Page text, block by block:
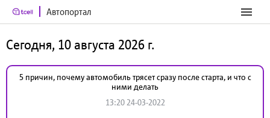
Автопортал
Сегодня, 10 августа 2026 г.
5 причин, почему автомобиль трясет сразу после старта, и что с
ними делать
13:20 24-03-2022